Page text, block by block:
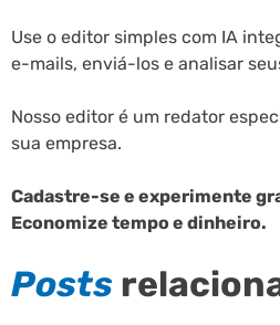
Use o editor simples com IA
e-mails, enviá-los e analisar
Nosso editor é um redator
sua empresa.
Cadastre-se e experimente
Economize tempo e dinheiro.
Posts